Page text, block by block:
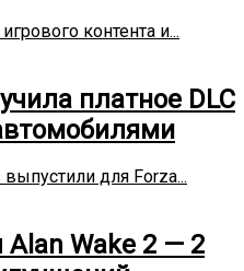
контента и...
платное DLC
для Forza...
Wake 2 — 2